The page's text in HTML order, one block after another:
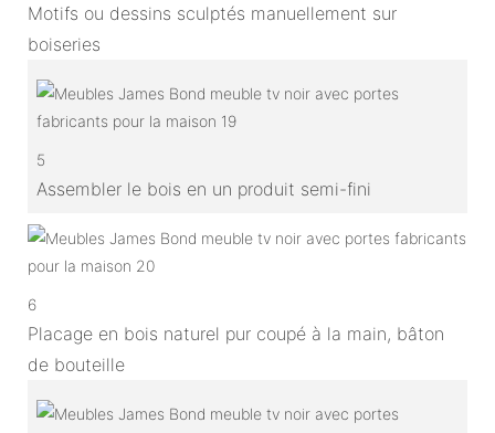
Motifs ou dessins sculptés manuellement sur
boiseries
5
Assembler le bois en un produit semi-fini
6
Placage en bois naturel pur coupé à la main, bâton
de bouteille